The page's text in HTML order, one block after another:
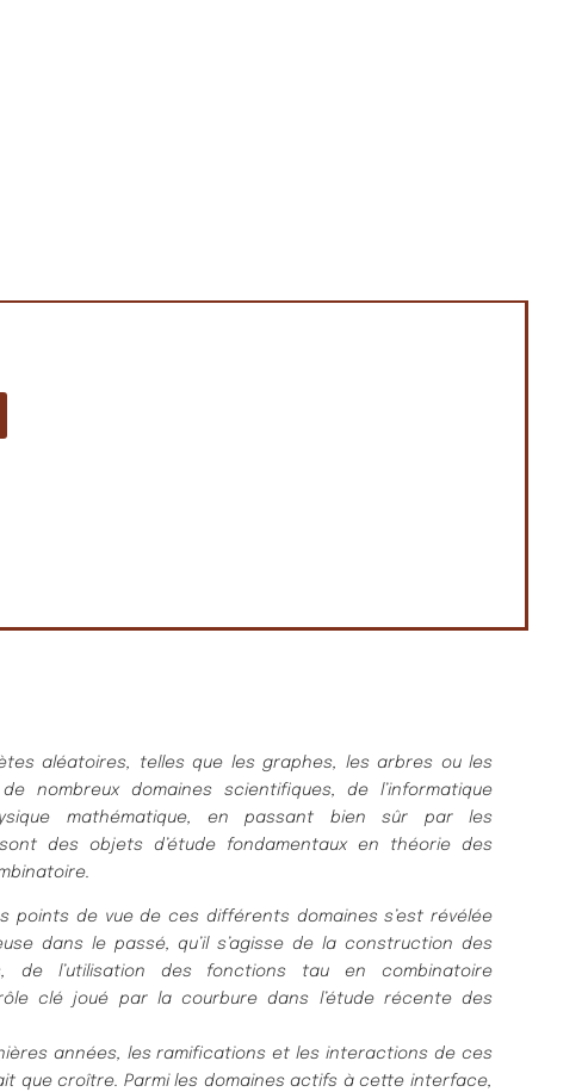
aléatoires, telles que les graphes, les arbres ou les
nombreux domaines scientifiques, de l’informatique
mathématique, en passant bien sûr par les
des objets d’étude fondamentaux en théorie des
points de vue de ces différents domaines s’est révélée
dans le passé, qu’il s’agisse de la construction des
de l’utilisation des fonctions tau en combinatoire
clé joué par la courbure dans l’étude récente des
années, les ramifications et les interactions de ces
que croître. Parmi les domaines actifs à cette interface,